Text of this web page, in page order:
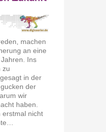
machen
an eine
Ins
zu
in der
der
wir
haben.
erstmal nicht